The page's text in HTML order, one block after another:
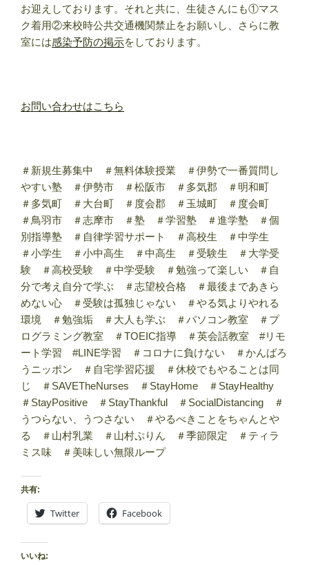
お迎えしております。それと共に、生徒さんにも①マス
ク着用②来校時公共交通機関禁止をお願いし、さらに教
室には感染予防の掲示をしております。
お問い合わせはこちら
＃新規生募集中 ＃無料体験授業 ＃伊勢で一番質問し
やすい塾 ＃伊勢市 ＃松阪市 ＃多気郡 ＃明和町
＃多気町 ＃大台町 ＃度会郡 ＃玉城町 ＃度会町
＃鳥羽市 ＃志摩市 ＃塾 ＃学習塾 ＃進学塾 ＃個
別指導塾 ＃自律学習サポート ＃高校生 ＃中学生
＃小学生 ＃小中高生 ＃中高生 ＃受験生 ＃大学受
験 ＃高校受験 ＃中学受験 ＃勉強って楽しい ＃自
分で考え自分で学ぶ ＃志望校合格 ＃最後まであきら
めない心 ＃受験は孤独じゃない ＃やる気よりやれる
環境 ＃勉強垢 ＃大人も学ぶ ＃パソコン教室 ＃プ
ログラミング教室 ＃TOEIC指導 ＃英会話教室 #リモ
ート学習 #LINE学習 ＃コロナに負けない ＃かんばろ
うニッポン ＃自宅学習応援 ＃休校でもやることは同
じ ＃SAVETheNurses ＃StayHome ＃StayHealthy
＃StayPositive ＃StayThankful ＃SocialDistancing ＃
うつらない、うつさない ＃やるべきことをちゃんとや
る ＃山村乳業 ＃山村ぷりん ＃季節限定 ＃ティラ
ミス味 ＃美味しい無限ループ
共有:
Twitter Facebook
いいね: